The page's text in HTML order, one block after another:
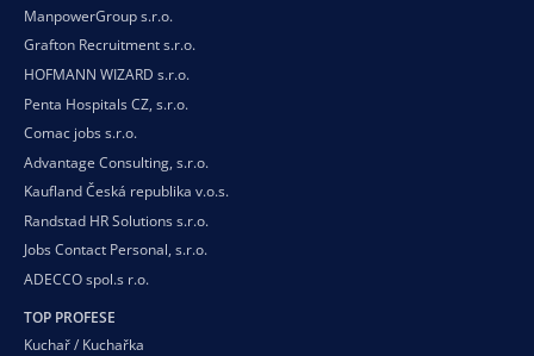
ManpowerGroup s.r.o.
Grafton Recruitment s.r.o.
HOFMANN WIZARD s.r.o.
Penta Hospitals CZ, s.r.o.
Comac jobs s.r.o.
Advantage Consulting, s.r.o.
Kaufland Česká republika v.o.s.
Randstad HR Solutions s.r.o.
Jobs Contact Personal, s.r.o.
ADECCO spol.s r.o.
TOP PROFESE
Kuchař / Kuchařka